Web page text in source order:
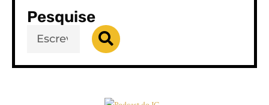
Pesquise